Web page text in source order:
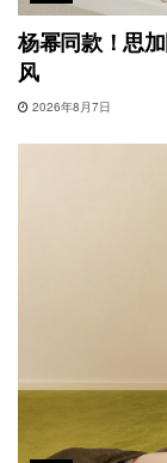
杨幂同款！思
风
2026年8月7日